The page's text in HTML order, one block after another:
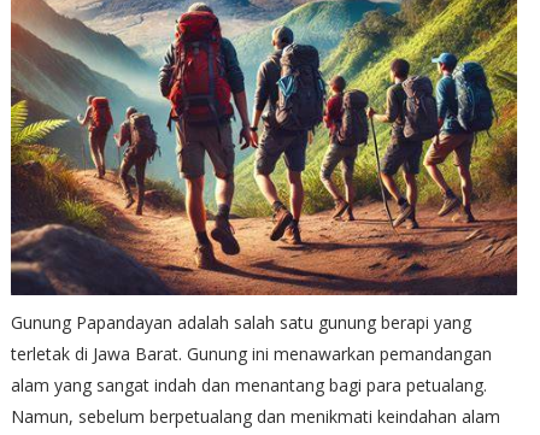
Gunung Papandayan adalah salah satu gunung berapi yang
terletak di Jawa Barat. Gunung ini menawarkan pemandangan
alam yang sangat indah dan menantang bagi para petualang.
Namun, sebelum berpetualang dan menikmati keindahan alam